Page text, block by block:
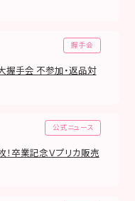
握手会
握手会 不参加・返品対
公式ニュース
卒業記念Ｖプリカ販売